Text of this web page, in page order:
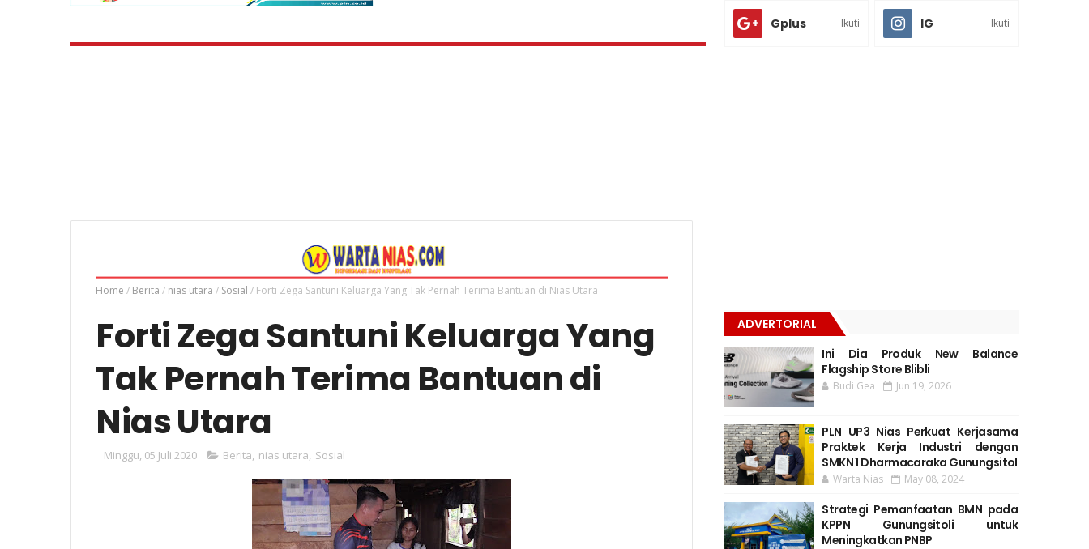
Home / Berita / nias utara / Sosial / Forti Zega Santuni Keluarga Yang Tak Pernah Terima Bantuan di Nias Utara
Forti Zega Santuni Keluarga Yang
Tak Pernah Terima Bantuan di
Nias Utara
Minggu, 05 Juli 2020 Berita nias utara Sosial
Gplus Ikuti IG Ikuti
ADVERTORIAL
Ini Dia Produk New Balance
Flagship Store Blibli
Budi Gea Jun 19, 2026
PLN UP3 Nias Perkuat Kerjasama
Praktek Kerja Industri dengan
SMKN 1 Dharmacaraka Gunungsitol
Warta Nias May 08, 2024
Strategi Pemanfaatan BMN pada
KPPN Gunungsitoli untuk
Meningkatkan PNBP